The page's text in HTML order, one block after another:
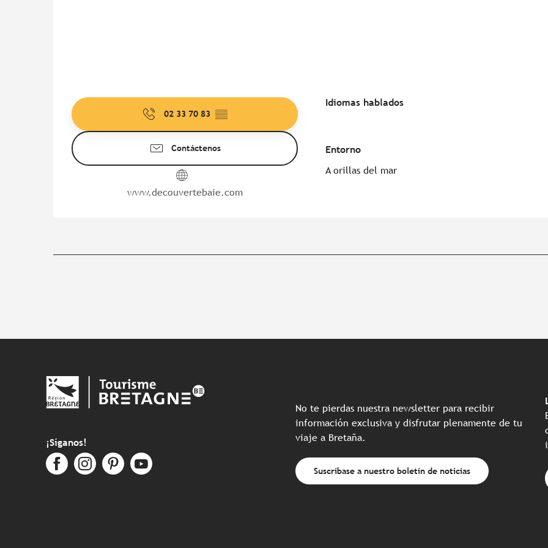
02 33 70 83 ▒▒
Contáctenos
www.decouvertebaie.com
Idiomas hablados
Idiomas hablados
Entorno
Entorno
A orillas del mar
¡Síganos!
No te pierdas nuestra newsletter para recibir
información exclusiva y disfrutar plenamente de tu
viaje a Bretaña.
Suscríbase a nuestro boletín de noticias